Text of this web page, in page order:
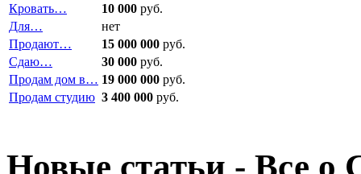
Кровать…
10 000 руб.
Для…
нет
Продают…
15 000 000 руб.
Сдаю…
30 000 руб.
Продам дом в… 19 000 000 руб.
Продам студию 3 400 000 руб.